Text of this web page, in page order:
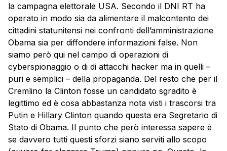
la campagna elettorale USA. Secondo il DNI RT ha
operato in modo sia da alimentare il malcontento dei
cittadini statunitensi nei confronti dell’amministrazione
Obama sia per diffondere informazioni false. Non
siamo però qui nel campo di operazioni di
cyberspionaggio o di di attacchi hacker ma in quelli –
puri e semplici – della propaganda. Del resto che per il
Cremlino la Clinton fosse un candidato sgradito è
legittimo ed è cosa abbastanza nota visti i trascorsi tra
Putin e Hillary Clinton quando questa era Segretario di
Stato di Obama. Il punto che però interessa sapere è
se davvero tutti questi sforzi siano serviti allo scopo